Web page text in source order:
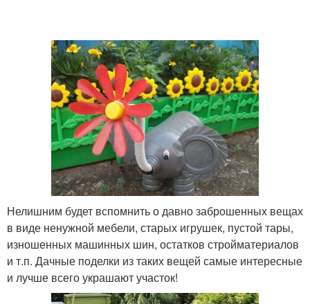
Нелишним будет вспомнить о давно заброшенных вещах
в виде ненужной мебели, старых игрушек, пустой тары,
изношенных машинных шин, остатков стройматериалов
и т.п. Дачные поделки из таких вещей самые интересные
и лучше всего украшают участок!